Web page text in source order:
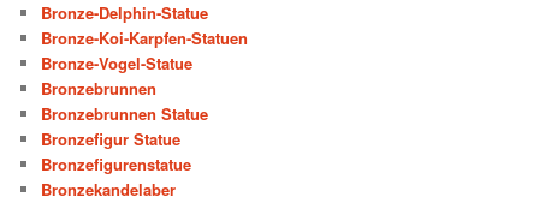
Bronze-Delphin-Statue
Bronze-Koi-Karpfen-Statuen
Bronze-Vogel-Statue
Bronzebrunnen
Bronzebrunnen Statue
Bronzefigur Statue
Bronzefigurenstatue
Bronzekandelaber